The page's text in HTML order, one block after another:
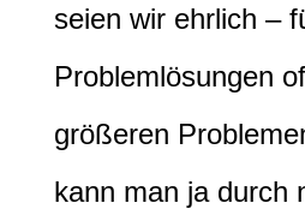
seien wir ehrlich –
Problemlösungen
größeren
kann man ja durch